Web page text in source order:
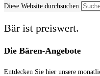
Diese Website durchsuchen
Bär ist preiswert.
Die Bären-Angebote
Entdecken Sie hier unsere